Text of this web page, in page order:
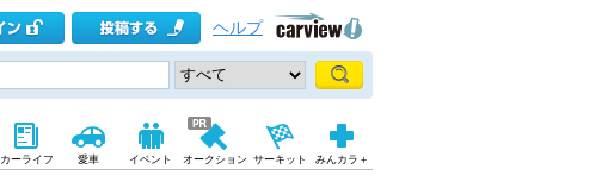
ヘルプ
カーライフ 愛車 イベント オークション サーキット みんカラ＋